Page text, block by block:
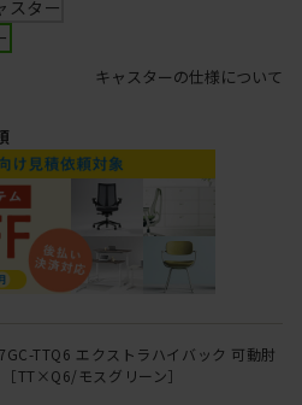
スター
キャスターの仕様について
TTQ6 エクストラハイバック 可動肘
TT×Q6/モスグリーン］